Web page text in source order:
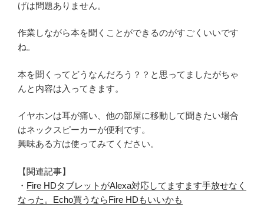
げは問題ありません。
作業しながら本を聞くことができるのがすごくいいです
ね。
本を聞くってどうなんだろう？？と思ってましたがちゃ
んと内容は入ってきます。
イヤホンは耳が痛い、他の部屋に移動して聞きたい場合
はネックスピーカーが便利です。
興味ある方は使ってみてください。
【関連記事】
・ Fire HDタブレットがAlexa対応してますます手放せなく
なった。Echo買うならFire HDもいいかも